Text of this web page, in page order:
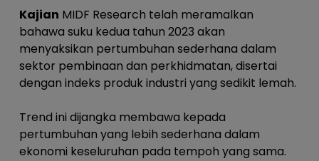
Kajian MIDF Research telah meramalkan
bahawa suku kedua tahun 2023 akan
menyaksikan pertumbuhan sederhana dalam
sektor pembinaan dan perkhidmatan, disertai
dengan indeks produk industri yang sedikit lemah.
Trend ini dijangka membawa kepada
pertumbuhan yang lebih sederhana dalam
ekonomi keseluruhan pada tempoh yang sama.